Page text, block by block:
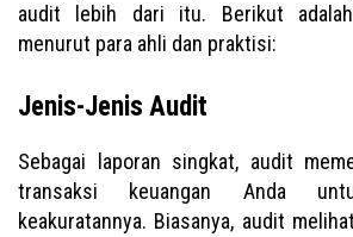
audit lebih dari itu. Berikut
menurut para ahli dan praktisi:
Jenis-Jenis Audit
Sebagai laporan singkat, audit
transaksi keuangan Anda
keakuratannya. Biasanya, audit